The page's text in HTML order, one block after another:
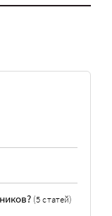
(5 статей)